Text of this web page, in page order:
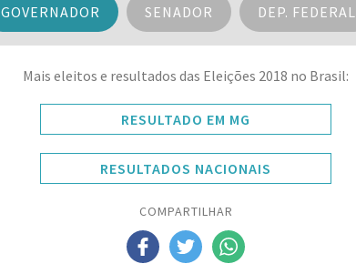
GOVERNADOR SENADOR DEP. FEDERAL
Mais eleitos e resultados das Eleições 2018 no Brasil:
RESULTADO EM MG
RESULTADOS NACIONAIS
COMPARTILHAR